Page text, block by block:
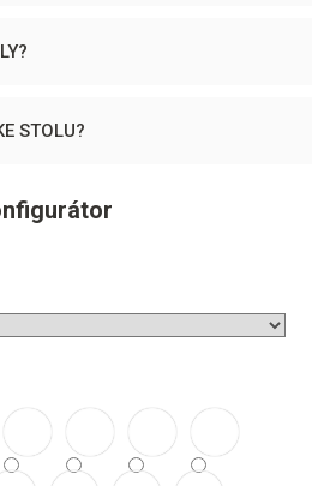
STOLU?